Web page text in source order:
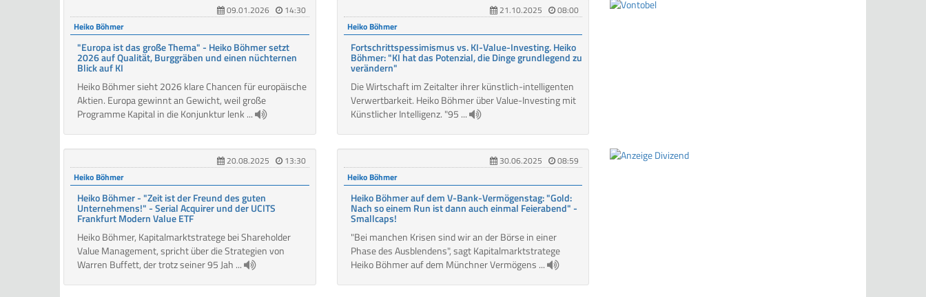
09.01.2026
14:30
Heiko Böhmer
"Europa ist das große Thema" - Heiko Böhmer setzt
2026 auf Qualität, Burggräben und einen nüchternen
Blick auf KI
Heiko Böhmer sieht 2026 klare Chancen für europäische
Aktien. Europa gewinnt an Gewicht, weil große
Programme Kapital in die Konjunktur lenk ...
21.10.2025
08:00
Heiko Böhmer
Fortschrittspessimismus vs. KI-Value-Investing. Heiko
Böhmer: "KI hat das Potenzial, die Dinge grundlegend zu
verändern"
Die Wirtschaft im Zeitalter ihrer künstlich-intelligenten
Verwertbarkeit. Heiko Böhmer über Value-Investing mit
Künstlicher Intelligenz. "95 ...
20.08.2025
13:30
Heiko Böhmer
Heiko Böhmer - "Zeit ist der Freund des guten
Unternehmens!" - Serial Acquirer und der UCITS
Frankfurt Modern Value ETF
Heiko Böhmer, Kapitalmarktstratege bei Shareholder
Value Management, spricht über die Strategien von
Warren Buffett, der trotz seiner 95 Jah ...
30.06.2025
08:59
Heiko Böhmer
Heiko Böhmer auf dem V-Bank-Vermögenstag: "Gold:
Nach so einem Run ist dann auch einmal Feierabend" -
Smallcaps!
"Bei manchen Krisen sind wir an der Börse in einer
Phase des Ausblendens", sagt Kapitalmarktstratege
Heiko Böhmer auf dem Münchner Vermögens ...